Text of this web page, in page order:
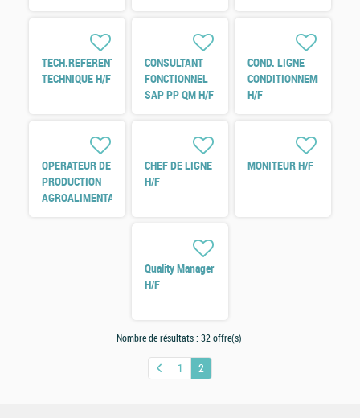
TECH.REFERENT
TECHNIQUE H/F
CONSULTANT
FONCTIONNEL
SAP PP QM H/F
COND. LIGNE
CONDITIONNEMENT
H/F
OPERATEUR DE
PRODUCTION
AGROALIMENTAIRE
CHEF DE LIGNE
H/F
MONITEUR H/F
Quality Manager
H/F
Nombre de résultats : 32 offre(s)
1 2